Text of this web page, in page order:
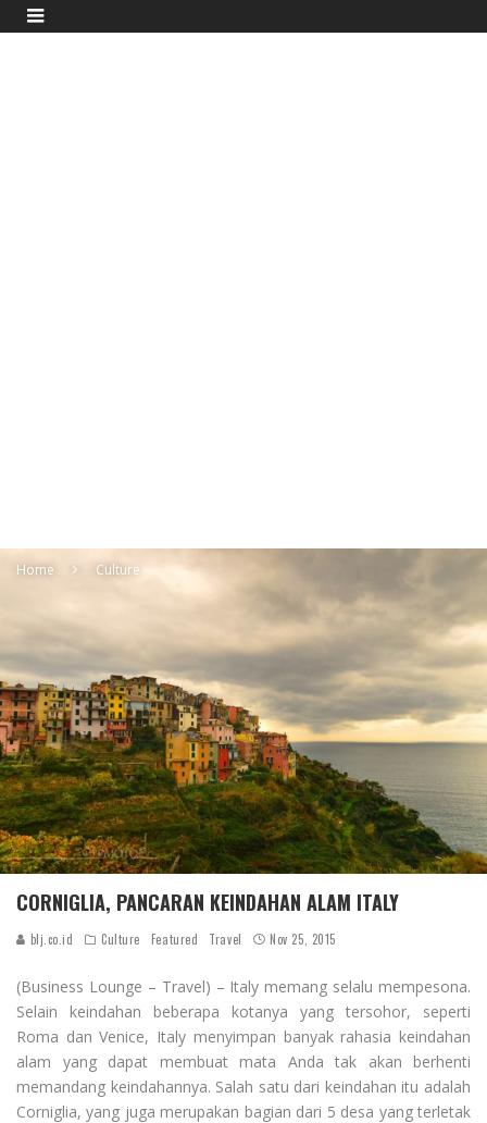
Home Culture
CORNIGLIA, PANCARAN KEINDAHAN ALAM ITALY
blj.co.id Culture Featured Travel Nov 25, 2015
(Business Lounge – Travel) – Italy memang selalu mempesona.
Selain keindahan beberapa kotanya yang tersohor, seperti
Roma dan Venice, Italy menyimpan banyak rahasia keindahan
alam yang dapat membuat mata Anda tak akan berhenti
memandang keindahannya. Salah satu dari keindahan itu adalah
Corniglia, yang juga merupakan bagian dari 5 desa yang terletak